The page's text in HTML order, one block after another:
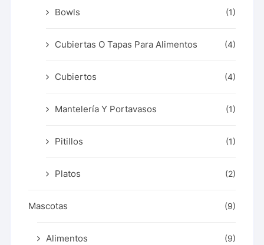
Bowls (1)
Cubiertas O Tapas Para Alimentos (4)
Cubiertos (4)
Mantelería Y Portavasos (1)
Pitillos (1)
Platos (2)
Mascotas (9)
Alimentos (9)